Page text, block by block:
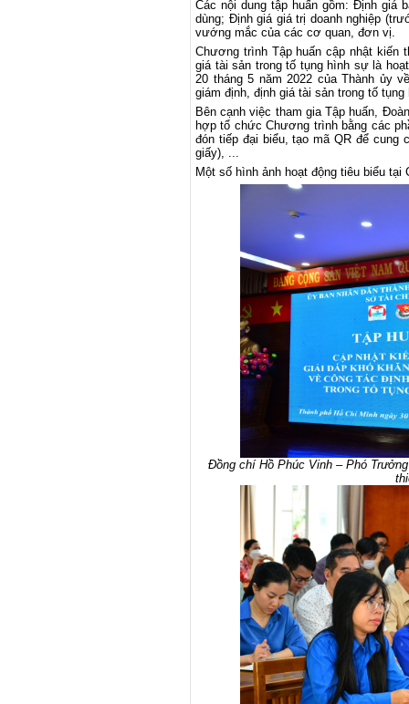
Các nội dung tập huấn gồm: Định giá
dùng; Định giá giá trị doanh nghiệp
vướng mắc của các cơ quan, đơn vị.
Chương trình Tập huấn cập nhật kiến
giá tài sản trong tố tụng hình sự là
20 tháng 5 năm 2022 của Thành ủy
giám định, định giá tài sản trong tố
Bên cạnh việc tham gia Tập huấn,
hợp tổ chức Chương trình bằng các
đón tiếp đại biểu, tạo mã QR để cung
giấy), ...
Một số hình ảnh hoạt động tiêu biểu tại
Đồng chí Hồ Phúc Vinh – Phó